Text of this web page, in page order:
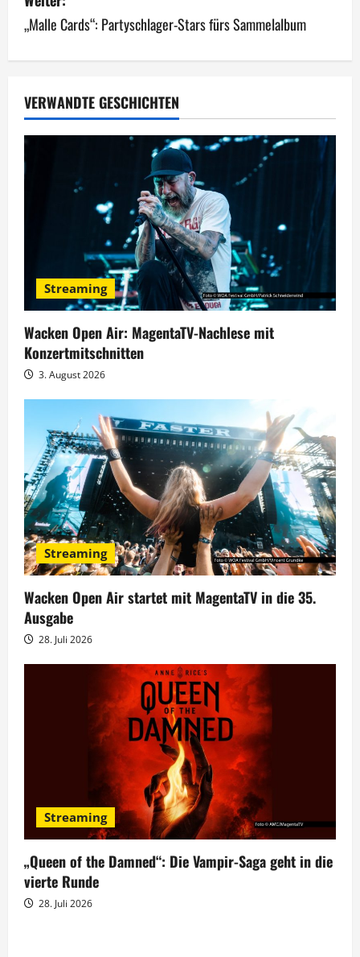
t
r
g
s
n
g
a
t
o
n
„Malle Cards“: Partyschlager-Stars fürs Sammelalbum
VERWANDTE GESCHICHTEN
Streaming
Wacken Open Air: MagentaTV-Nachlese mit
Konzertmitschnitten
3. August 2026
Streaming
Wacken Open Air startet mit MagentaTV in die 35.
Ausgabe
28. Juli 2026
Streaming
„Queen of the Damned“: Die Vampir-Saga geht in die
vierte Runde
28. Juli 2026